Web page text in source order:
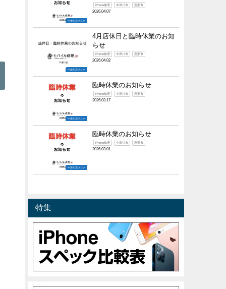
中津川店ブログ
iPhone修理 中津川市 恵那市
2026.04.07
中津川店ブログ
4月店休日と臨時休業のお知
らせ
iPhone修理 中津川市 恵那市
2026.04.02
中津川店ブログ
臨時休業のお知らせ
iPhone修理 中津川市 恵那市
2026.03.17
中津川店ブログ
臨時休業のお知らせ
iPhone修理 中津川市 恵那市
2026.03.01
特集